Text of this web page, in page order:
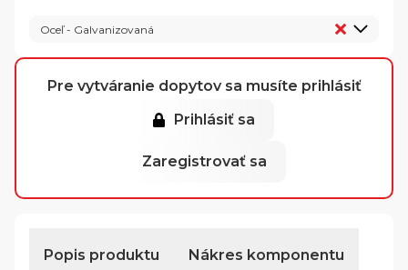
Oceľ - Galvanizovaná
Pre vytváranie dopytov sa musíte prihlásiť
Prihlásiť sa
Zaregistrovať sa
Popis produktu Nákres komponentu